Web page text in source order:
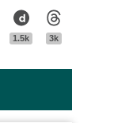
YoutubeDailymotion
1.5k 3k